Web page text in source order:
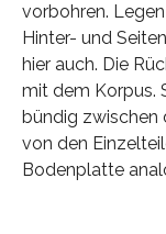
vorbohren.
Hinter- und
hier auch. Die
mit dem Korpus.
bündig zwischen
von den
Bodenplatte